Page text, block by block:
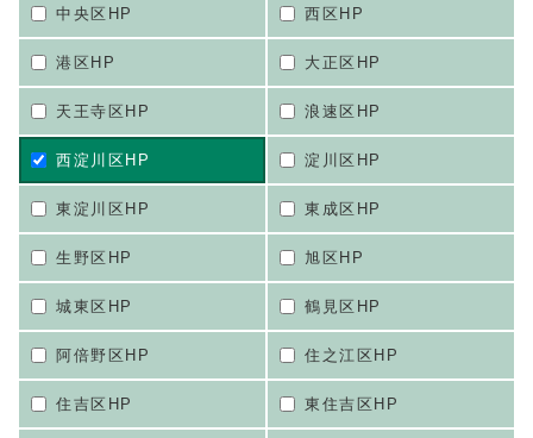
中央区HP 西区HP
港区HP 大正区HP
天王寺区HP 浪速区HP
西淀川区HP 淀川区HP
東淀川区HP 東成区HP
生野区HP 旭区HP
城東区HP 鶴見区HP
阿倍野区HP 住之江区HP
住吉区HP 東住吉区HP